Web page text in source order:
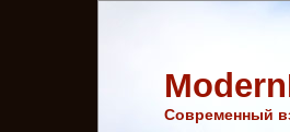
Cовременный